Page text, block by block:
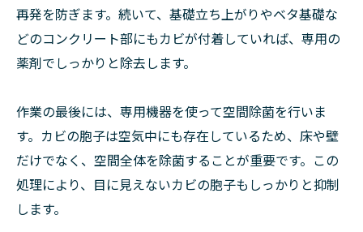
再発を防ぎます。続いて、基礎立ち上がりやベタ基礎な
どのコンクリート部にもカビが付着していれば、専用の
薬剤でしっかりと除去します。
作業の最後には、専用機器を使って空間除菌を行いま
す。カビの胞子は空気中にも存在しているため、床や壁
だけでなく、空間全体を除菌することが重要です。この
処理により、目に見えないカビの胞子もしっかりと抑制
します。